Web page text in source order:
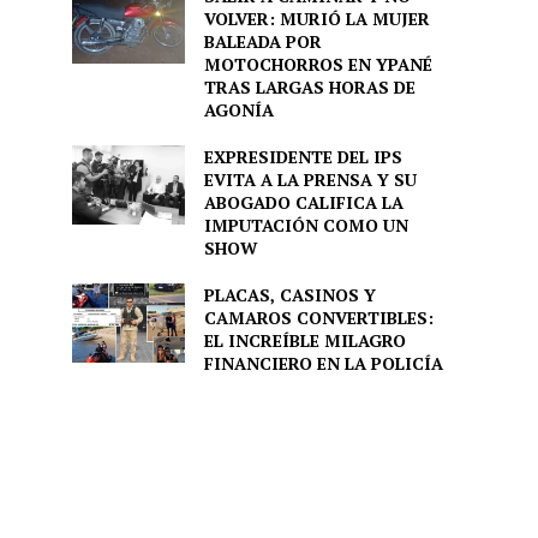
VOLVER: MURIÓ LA MUJER
BALEADA POR
MOTOCHORROS EN YPANÉ
TRAS LARGAS HORAS DE
AGONÍA
EXPRESIDENTE DEL IPS
EVITA A LA PRENSA Y SU
ABOGADO CALIFICA LA
IMPUTACIÓN COMO UN
SHOW
PLACAS, CASINOS Y
CAMAROS CONVERTIBLES:
EL INCREÍBLE MILAGRO
FINANCIERO EN LA POLICÍA